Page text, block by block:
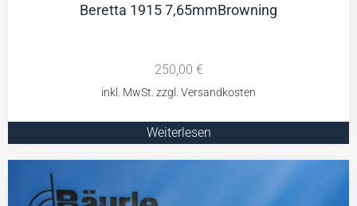
Beretta 1915 7,65mmBrowning
250,00 €
Weiterlesen